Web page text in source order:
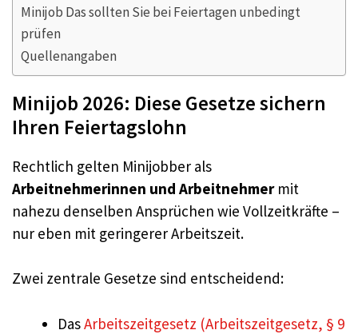
Minijob Das sollten Sie bei Feiertagen unbedingt
prüfen
Quellenangaben
Minijob 2026: Diese Gesetze sichern
Ihren Feiertagslohn
Rechtlich gelten Minijobber als
Arbeitnehmerinnen und Arbeitnehmermit
nahezu denselben Ansprüchen wie Vollzeitkräfte –
nur eben mit geringerer Arbeitszeit.
Zwei zentrale Gesetze sind entscheidend:
DasArbeitszeitgesetz (Arbeitszeitgesetz, § 9